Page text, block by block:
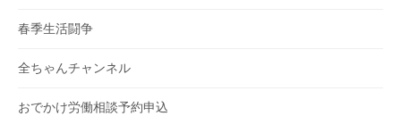
春季生活闘争
全ちゃんチャンネル
おでかけ労働相談予約申込